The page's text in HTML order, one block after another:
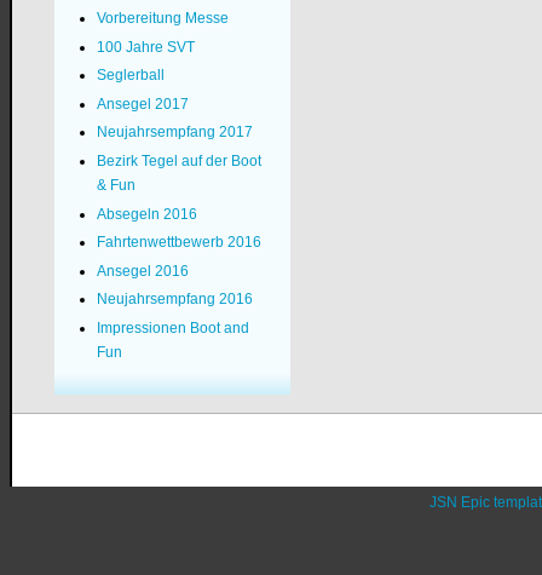
Vorbereitung Messe
100 Jahre SVT
Seglerball
Ansegel 2017
Neujahrsempfang 2017
Bezirk Tegel auf der Boot
& Fun
Absegeln 2016
Fahrtenwettbewerb 2016
Ansegel 2016
Neujahrsempfang 2016
Impressionen Boot and
Fun
JSN Epic